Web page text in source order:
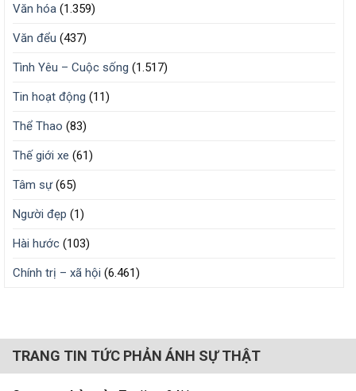
Văn hóa (1.359)
Văn đểu (437)
Tình Yêu – Cuộc sống (1.517)
Tin hoạt động (11)
Thể Thao (83)
Thế giới xe (61)
Tâm sự(65)
Người đẹp (1)
Hài hước (103)
Chính trị – xã hội (6.461)
TRANG TIN TỨC PHẢN ÁNH SỰ THẬT